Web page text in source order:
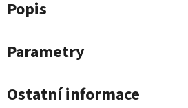
Popis
Parametry
Ostatní informace